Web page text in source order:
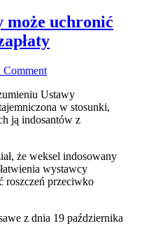
może uchronić
Comment
Ustawy
w stosunki,
ją indosantów z
że weksel indosowany
wystawcy
roszczeń przeciwko
z dnia 19 października